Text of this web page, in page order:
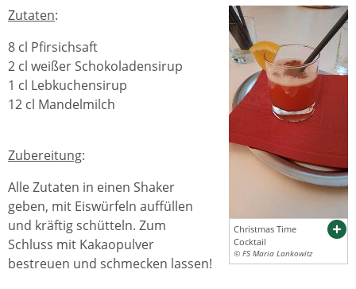
Christmas Time
Cocktail
© FS Maria Lankowitz
Zutaten:
8 cl Pfirsichsaft
2 cl weißer Schokoladensirup
1 cl Lebkuchensirup
12 cl Mandelmilch
Zubereitung:
Alle Zutaten in einen Shaker
geben, mit Eiswürfeln auffüllen
und kräftig schütteln. Zum
Schluss mit Kakaopulver
bestreuen und schmecken lassen!